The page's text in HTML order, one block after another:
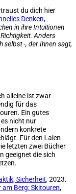
du dich hier
Denken,
in ihre Intuitionen
Anders
selbst -, der Ihnen sagt,
alleine ist zwar
für das
Ein gutes
nicht nur
konkrete
Für den Laien
letzten zwei Bücher
geeignet die sich
Sicherheit, 2023.
am Berg: Skitouren,